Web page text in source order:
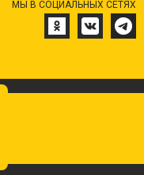
МЫ В СОЦИАЛЬНЫХ СЕТЯХ